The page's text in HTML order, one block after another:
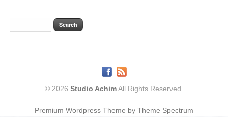
© 2026 Studio AchimAll Rights Reserved.
Premium Wordpress Theme by Theme Spectrum